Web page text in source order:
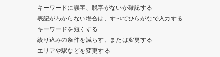
キーワードに誤字、脱字がないか確認する
表記がわからない場合は、すべてひらがなで入力する
キーワードを短くする
絞り込みの条件を減らす、または変更する
エリアや駅などを変更する